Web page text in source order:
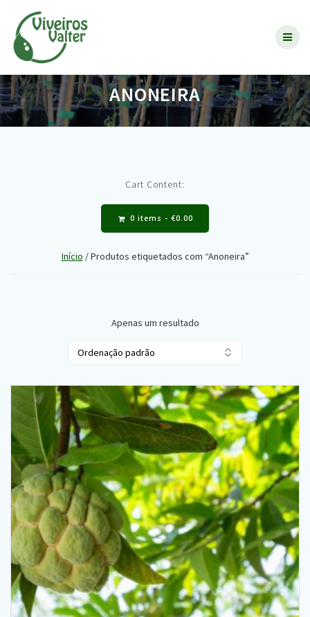
ANONEIRA
Cart Content:
0 items - €0.00
Início / Produtos etiquetados com “Anoneira”
Apenas um resultado